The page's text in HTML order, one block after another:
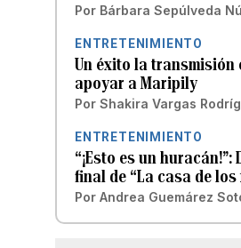
Por Bárbara Sepúlveda
ENTRETENIMIENTO
Un éxito la transmisión
apoyar a Maripily
Por Shakira Vargas
ENTRETENIMIENTO
“¡Esto es un
final de “La casa de los
Por Andrea Guemárez